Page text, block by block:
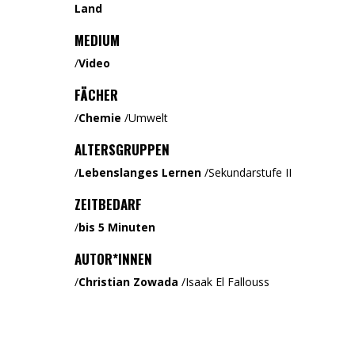
Land
MEDIUM
/Video
FÄCHER
/Chemie /Umwelt
ALTERSGRUPPEN
/Lebenslanges Lernen /Sekundarstufe II
ZEITBEDARF
/bis 5 Minuten
AUTOR*INNEN
/Christian Zowada /Isaak El Fallouss